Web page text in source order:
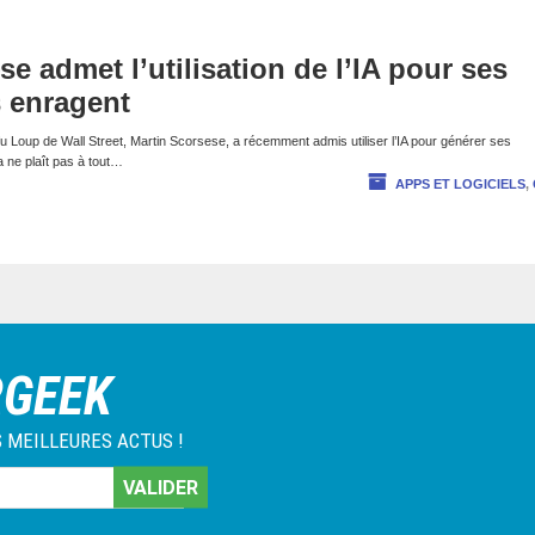
admet l’utilisation de l’IA pour ses
Loup de Wall Street, Martin Scorsese, a récemment admis utiliser l’IA pour générer ses
ne plaît pas à tout…
APPS ET LOGICIELS,
ACTUS !